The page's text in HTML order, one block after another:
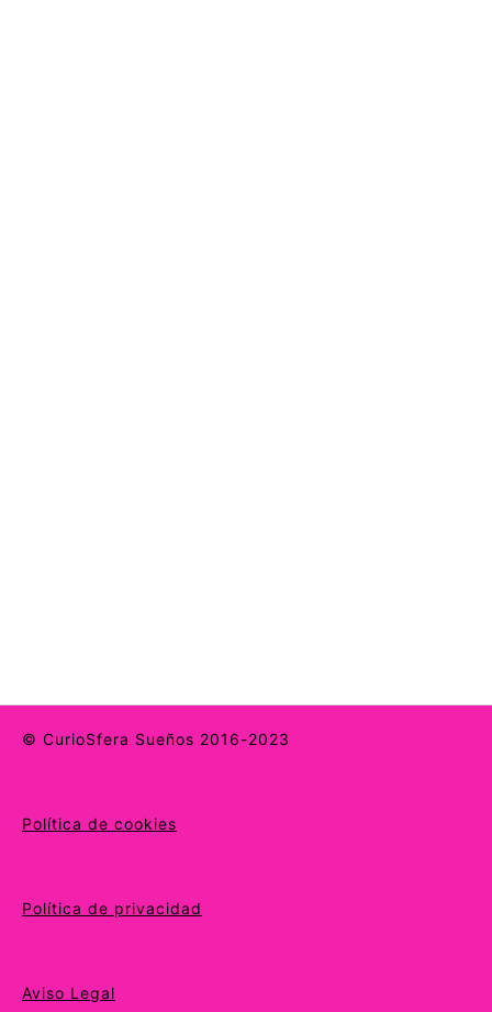
© CurioSfera Sueños 2016-2023
Política de cookies
Política de privacidad
Aviso Legal